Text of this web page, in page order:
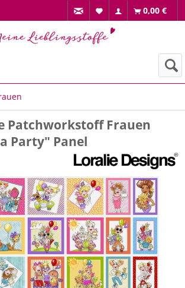
0,00 €
Patchworkstoff Frauen
Party" Panel